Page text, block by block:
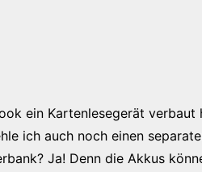
ein Kartenlesegerät
ich auch noch einen
Ja! Denn die Akkus